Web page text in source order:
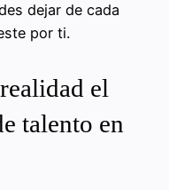
dejar de cada
por ti.
el
talento en